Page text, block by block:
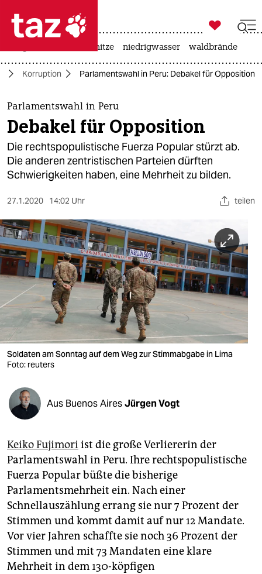
 taz zahl ich
taz zahl ich
themen
politik
öko
gesellschaft
sport
berlin
nord
wahrheit
verlag
verlag
veranstaltungen
shop
unterstützen
abo
genossenschaft
epaper login

taz zahl ich
hitze niedrigwasser waldbrände
Korruption Parlamentswahl in Peru: Debakel für Opposition
Parlamentswahl in Peru
Debakel für Opposition
Die rechtspopulistische Fuerza Popular stürzt ab.
Die anderen zentristischen Parteien dürften
Schwierigkeiten haben, eine Mehrheit zu bilden.
27.1.2020 14:02 Uhr teilen
Soldaten am Sonntag auf dem Weg zur Stimmabgabe in Lima
Foto: reuters
Aus Buenos AiresJürgen Vogt
Keiko Fujimoriist die große Verliererin der
Parlamentswahl in Peru. Ihre rechtspopulistische
Fuerza Popular büßte die bisherige
Parlamentsmehrheit ein. Nach einer
Schnellauszählung errang sie nur 7 Prozent der
Stimmen und kommt damit auf nur 12 Mandate.
Vor vier Jahren schaffte sie noch 36 Prozent der
Stimmen und mit 73 Mandaten eine klare
Mehrheit in dem 130-köpfigen